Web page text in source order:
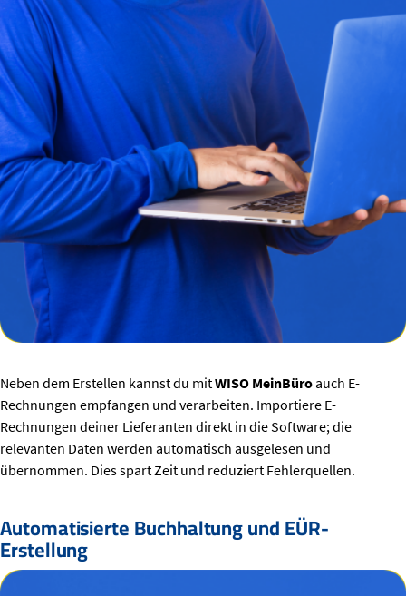
Neben dem Erstellen kannst du mitWISO MeinBüroauch E-
Rechnungen empfangen und verarbeiten. Importiere E-
Rechnungen deiner Lieferanten direkt in die Software; die
relevanten Daten werden automatisch ausgelesen und
übernommen. Dies spart Zeit und reduziert Fehlerquellen.
Automatisierte Buchhaltung und EÜR-
Erstellung